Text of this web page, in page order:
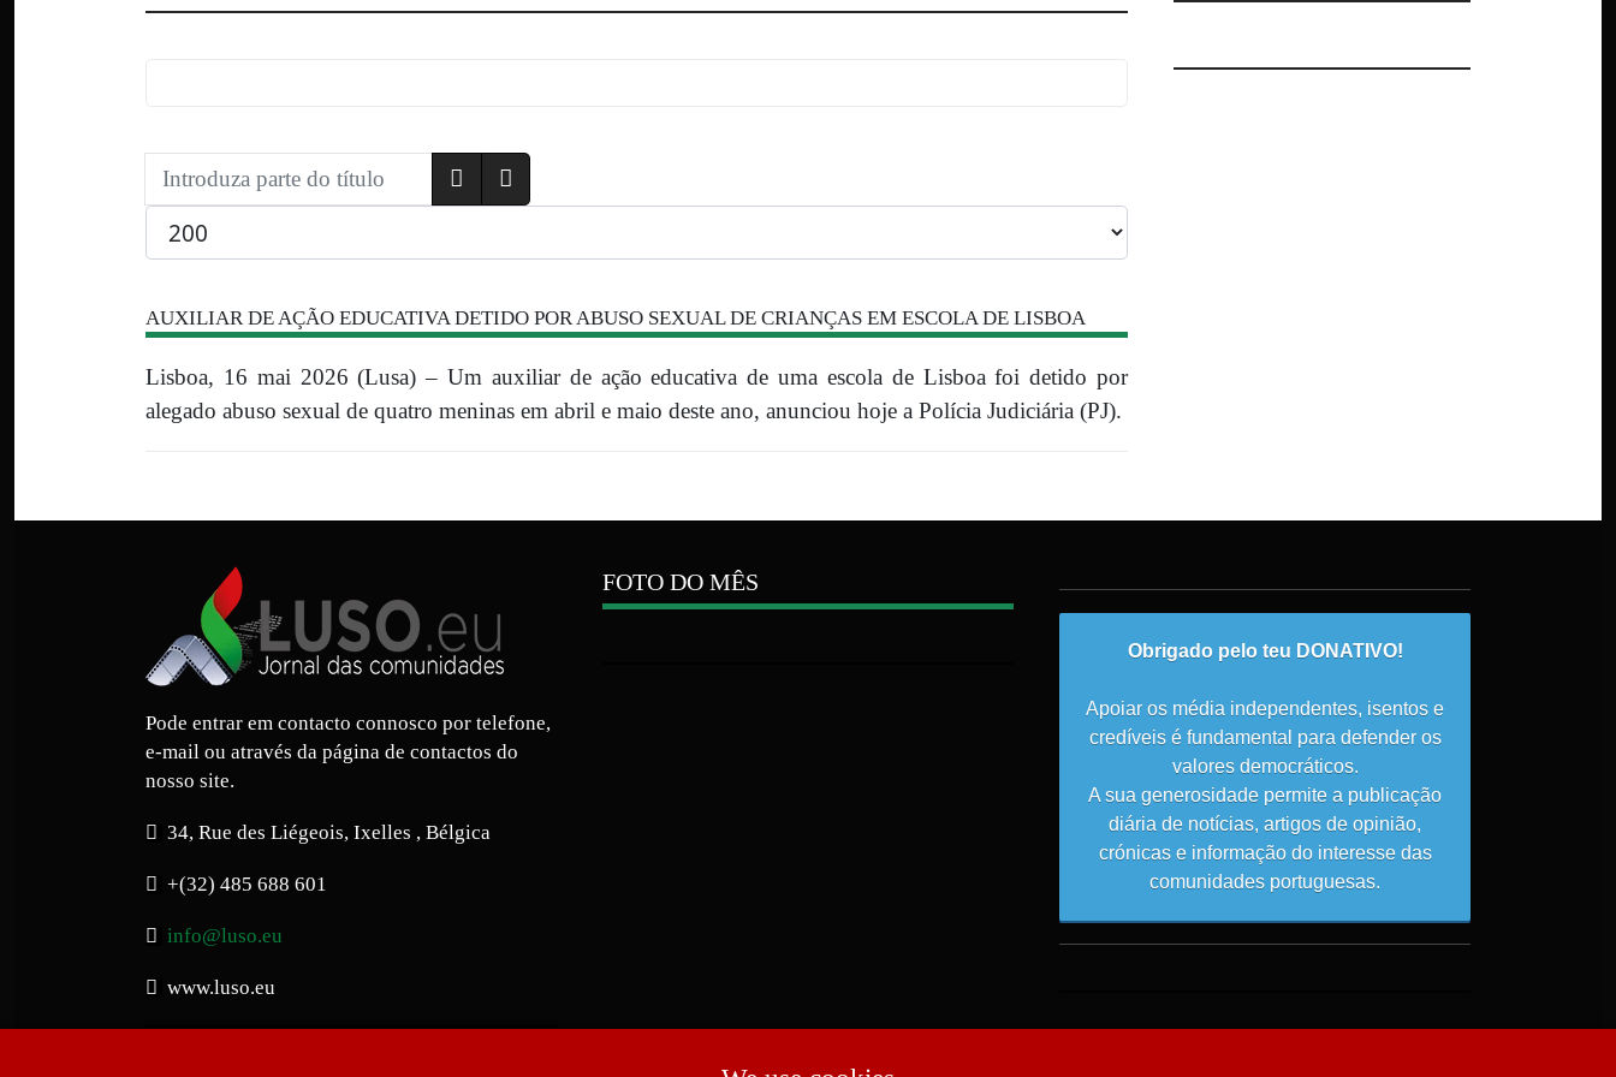
Introduza parte do título
Qtd. a exibir
AUXILIAR DE AÇÃO EDUCATIVA DETIDO POR ABUSO SEXUAL DE CRIANÇAS EM ESCOLA DE LISBOA
Lisboa, 16 mai 2026 (Lusa) – Um auxiliar de ação educativa de uma escola de Lisboa foi detido por
alegado abuso sexual de quatro meninas em abril e maio deste ano, anunciou hoje a Polícia Judiciária (PJ).
Pode entrar em contacto connosco por telefone,
e-mail ou através da página de contactos do
nosso site.
34, Rue des Liégeois, Ixelles , Bélgica
+(32) 485 688 601
info@luso.eu
www.luso.eu
FOTO DO MÊS
Obrigado pelo teu DONATIVO!
Apoiar os média independentes, isentos e
credíveis é fundamental para defender os
valores democráticos.
A sua generosidade permite a publicação
diária de notícias, artigos de opinião,
crónicas e informação do interesse das
comunidades portuguesas.